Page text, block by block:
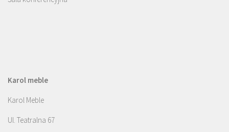
Karol meble
Karol Meble
Ul. Teatralna 67